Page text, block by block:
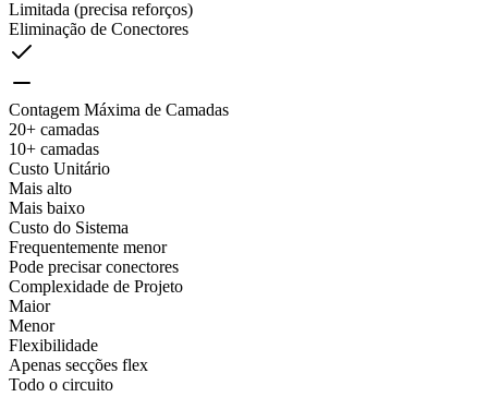
Limitada (precisa reforços)
Eliminação de Conectores
Contagem Máxima de Camadas
20+ camadas
10+ camadas
Custo Unitário
Mais alto
Mais baixo
Custo do Sistema
Frequentemente menor
Pode precisar conectores
Complexidade de Projeto
Maior
Menor
Flexibilidade
Apenas secções flex
Todo o circuito